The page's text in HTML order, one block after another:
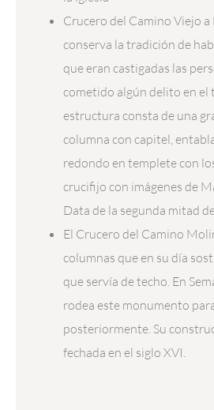
Crucero del Camino Viejo a
conserva la tradición de
que eran castigadas las
cometido algún delito en el
estructura consta de una
columna con capitel,
redondo en templete con
crucifijo con imágenes de
Data de la segunda mitad
El Crucero del Camino
columnas que en su día
que servía de techo. En
rodea este monumento
posteriormente. Su
fechada en el siglo XVI.